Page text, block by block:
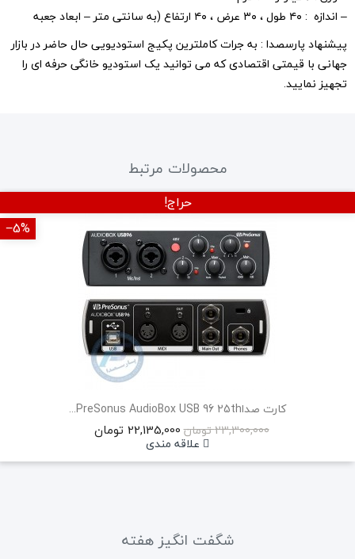
– اندازه : ۴۰ طول ، ۳۰ عرض ، ۴۰ ارتفاع (به سانتی متر – ابعاد جعبه
پیشنهاد پارسصدا : به جرات کاملترین پکیج استودیویی حال حاضر در بازار
جهانی با قیمتی اقتصادی که می توانید یک استودیو خانگی حرفه ای را
تجهیز نمایید.
محصولات مرتبط
کارت صداPreSonus AudioBox USB 96 25th...
23,300,000 تومان
22,135,000 تومان
علاقه مندی
حراج!
‎−5%
شگفت انگیز هفته